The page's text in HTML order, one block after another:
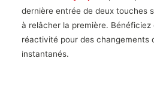
dernière entrée de deux touches
à relâcher la première. Bénéficiez
réactivité pour des changements
instantanés.